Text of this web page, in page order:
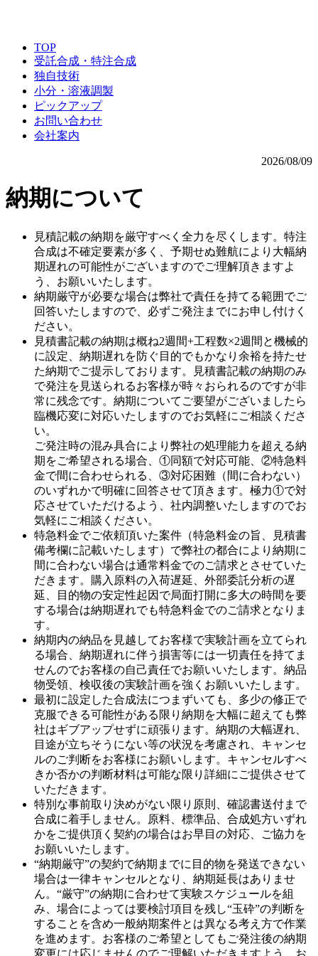
TOP
受託合成・特注合成
独自技術
小分・溶液調製
ピックアップ
お問い合わせ
会社案内
2026/08/09
納期について
見積記載の納期を厳守すべく全力を尽くします。特注
合成は不確定要素が多く、予期せぬ難航により大幅納
期遅れの可能性がございますのでご理解頂きますよ
う、お願いいたします。
納期厳守が必要な場合は弊社で責任を持てる範囲でご
回答いたしますので、必ずご発注までにお申し付けく
ださい。
見積書記載の納期は概ね2週間+工程数×2週間と機械的
に設定、納期遅れを防ぐ目的でもかなり余裕を持たせ
た納期でご提示しております。見積書記載の納期のみ
で発注を見送られるお客様が時々おられるのですが非
常に残念です。納期についてご要望がございましたら
臨機応変に対応いたしますのでお気軽にご相談くださ
い。
ご発注時の混み具合により弊社の処理能力を超える納
期をご希望される場合、①同額で対応可能、②特急料
金で間に合わせられる、③対応困難（間に合わない）
のいずれかで明確に回答させて頂きます。極力①で対
応させていただけるよう、社内調整いたしますのでお
気軽にご相談ください。
特急料金でご依頼頂いた案件（特急料金の旨、見積書
備考欄に記載いたします）で弊社の都合により納期に
間に合わない場合は通常料金でのご請求とさせていた
だきます。購入原料の入荷遅延、外部委託分析の遅
延、目的物の安定性起因で局面打開に多大の時間を要
する場合は納期遅れでも特急料金でのご請求となりま
す。
納期内の納品を見越してお客様で実験計画を立てられ
る場合、納期遅れに伴う損害等には一切責任を持てま
せんのでお客様の自己責任でお願いいたします。納品
物受領、検収後の実験計画を強くお願いいたします。
最初に設定した合成法につまずいても、多少の修正で
克服できる可能性がある限り納期を大幅に超えても弊
社はギブアップせずに頑張ります。納期の大幅遅れ、
目途が立ちそうにない等の状況を考慮され、キャンセ
ルのご判断をお客様にお願いします。キャンセルすべ
きか否かの判断材料は可能な限り詳細にご提供させて
いただきます。
特別な事前取り決めがない限り原則、確認書送付まで
合成に着手しません。原料、標準品、合成処方いずれ
かをご提供頂く契約の場合はお早目の対応、ご協力を
お願いいたします。
“納期厳守”の契約で納期までに目的物を発送できない
場合は一律キャンセルとなり、納期延長はありませ
ん。“厳守”の納期に合わせて実験スケジュールを組
み、場合によっては要検討項目を残し“玉砕”の判断を
することを含め一般納期案件とは異なる考え方で作業
を進めます。お客様のご希望としてもご発注後の納期
変更には応じませんのでご理解いただきますよう、お